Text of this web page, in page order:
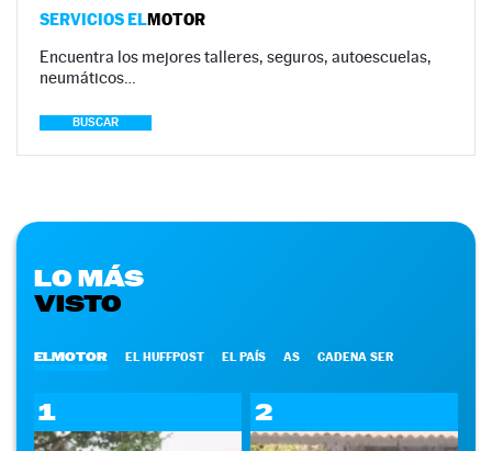
SERVICIOS ELMOTOR
Encuentra los mejores talleres, seguros, autoescuelas,
neumáticos…
BUSCAR
LO MÁS
VISTO
ELMOTOR EL HUFFPOST EL PAÍS AS CADENA SER
1 2